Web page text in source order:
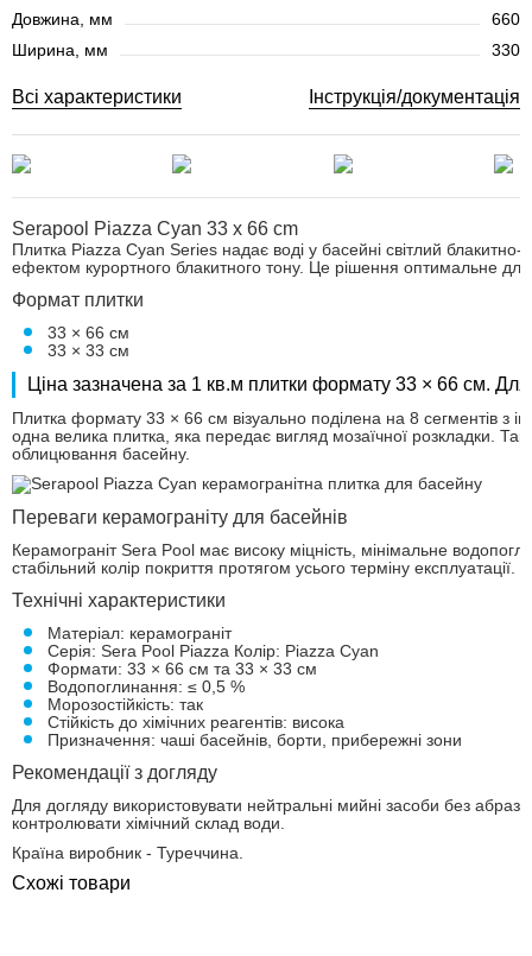
Довжина, мм
660
Ширина, мм
330
Всі характеристики Інструкція/документація
Serapool Piazza Cyan 33 x 66 cm
Плитка Piazza Cyan Series надає воді у басейні світлий
ефектом курортного блакитного тону. Це рішення оптимальне
Формат плитки
33 × 66 см
33 × 33 см
Ціна зазначена за 1 кв.м плитки формату 33 × 66 см.
Плитка формату 33 × 66 см візуально поділена на 8 сегментів з
одна велика плитка, яка передає вигляд мозаїчної розкладки.
облицювання басейну.
Переваги керамограніту для басейнів
Керамограніт Sera Pool має високу міцність, мінімальне
стабільний колір покриття протягом усього терміну
Технічні характеристики
Матеріал: керамограніт
Серія: Sera Pool Piazza Колір: Piazza Cyan
Формати: 33 × 66 см та 33 × 33 см
Водопоглинання: ≤ 0,5 %
Морозостійкість: так
Стійкість до хімічних реагентів: висока
Призначення: чаші басейнів, борти, прибережні зони
Рекомендації з догляду
Для догляду використовувати нейтральні мийні засоби без
контролювати хімічний склад води.
Країна виробник - Туреччина.
Схожі товари